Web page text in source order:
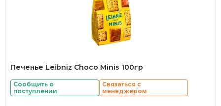
Печенье Leibniz Choco Minis 100гр
Сообщить о
поступлении
Связаться с
менеджером